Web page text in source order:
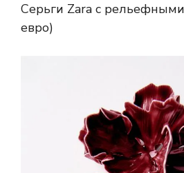
Серьги Zara с
евро)